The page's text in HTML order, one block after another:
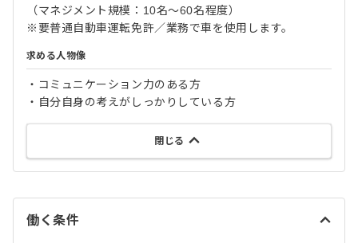
（マネジメント規模：10名〜60名程度）
※要普通自動車運転免許／業務で車を使用します。
求める人物像
・コミュニケーション力のある方
・自分自身の考えがしっかりしている方
閉じる
働く条件